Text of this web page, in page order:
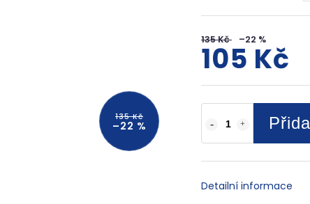
135 Kč
–22 %
135 Kč –22 %
105 Kč
Detailní informace